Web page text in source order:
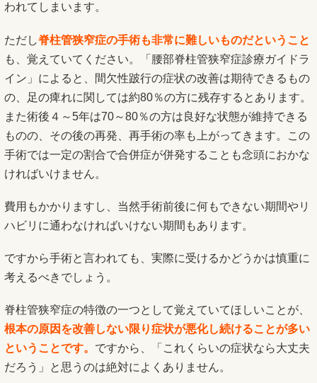
われてしまいます。
ただし脊柱管狭窄症の手術も非常に難しいものだということ
も、覚えていてください。「腰部脊柱管狭窄症診療ガイドラ
イン」によると、間欠性跛行の症状の改善は期待できるもの
の、足の痺れに関しては約80％の方に残存するとあります。
また術後４～5年は70～80％の方は良好な状態が維持できる
ものの、その後の再発、再手術の率も上がってきます。この
手術では一定の割合で合併症が併発することも念頭におかな
ければいけません。
費用もかかりますし、当然手術前後に何もできない期間やリ
ハビリに通わなければいけない期間もあります。
ですから手術と言われても、実際に受けるかどうかは慎重に
考えるべきでしょう。
脊柱管狭窄症の特徴の一つとして覚えていてほしいことが、
根本の原因を改善しない限り症状が悪化し続けることが多い
ということです。 ですから、「これくらいの症状なら大丈夫
だろう」と思うのは絶対によくありません。